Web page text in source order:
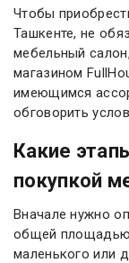
Чтобы
Ташкенте, не
мебельный
магазином
имеющимся
обговорить
Какие
покупкой
Вначале нужно
общей площадью
маленького или